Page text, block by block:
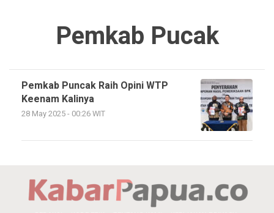
Pemkab Pucak
Pemkab Puncak Raih Opini WTP
Keenam Kalinya
28 May 2025 - 00:26 WIT